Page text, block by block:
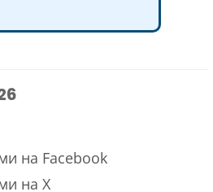
на Facebook
на X